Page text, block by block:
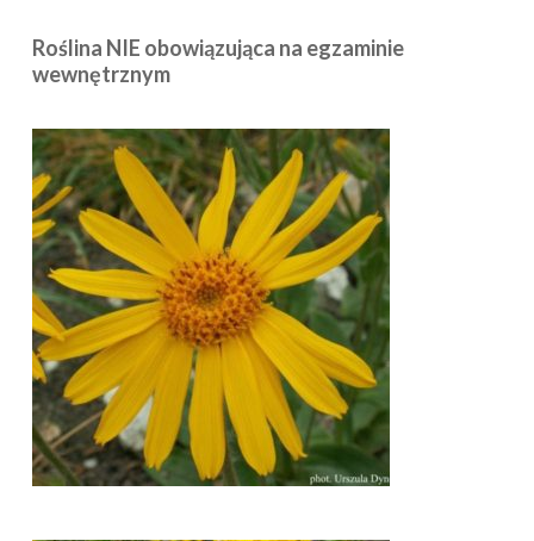
Roślina NIE obowiązująca na egzaminie
wewnętrznym